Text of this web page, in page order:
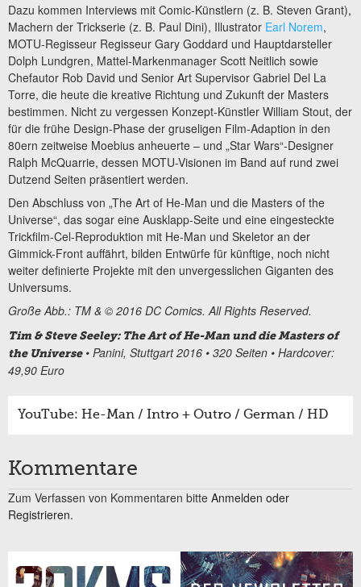
Dazu kommen Interviews mit Comic-Künstlern (z. B. Steven Grant),
Machern der Trickserie (z. B. Paul Dini), Illustrator Earl Norem,
MOTU-Regisseur Regisseur Gary Goddard und Hauptdarsteller
Dolph Lundgren, Mattel-Markenmanager Scott Neitlich sowie
Chefautor Rob David und Senior Art Supervisor Gabriel Del La
Torre, die heute die kreative Richtung und Zukunft der Masters
bestimmen. Nicht zu vergessen Konzept-Künstler William Stout, der
für die frühe Design-Phase der gruseligen Film-Adaption in den
80ern zeitweise Moebius anheuerte – und „Star Wars“-Designer
Ralph McQuarrie, dessen MOTU-Visionen im Band auf rund zwei
Dutzend Seiten präsentiert werden.
Den Abschluss von „The Art of He-Man und die Masters of the
Universe“, das sogar eine Ausklapp-Seite und eine eingesteckte
Trickfilm-Cel-Reproduktion mit He-Man und Skeletor an der
Gimmick-Front auffährt, bilden Entwürfe für künftige, noch nicht
weiter definierte Projekte mit den unvergesslichen Giganten des
Universums.
Große Abb.: TM & © 2016 DC Comics. All Rights Reserved.
Tim & Steve Seeley: The Art of He-Man und die Masters of
the Universe• Panini, Stuttgart 2016 • 320 Seiten • Hardcover:
49,90 Euro
YouTube: He-Man / Intro + Outro / German / HD
Kommentare
Zum Verfassen von Kommentaren bitte Anmelden oder
Registrieren.